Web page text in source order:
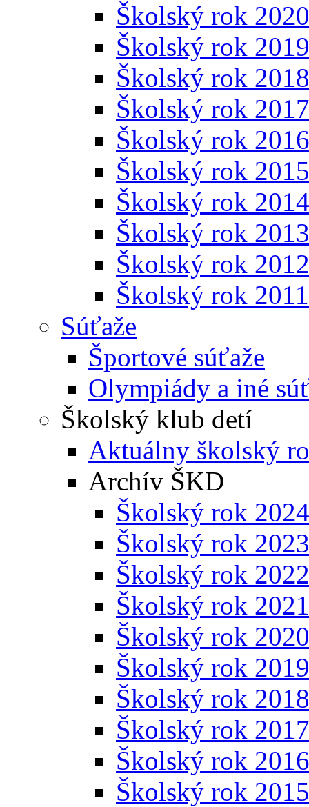
Školský rok
Školský rok
Školský rok
Školský rok
Školský rok
Školský rok
Školský rok
Školský rok
Školský rok
Školský rok
Súťaže
Športové súťaže
Olympiády a iné
Školský klub detí
Aktuálny školský
Archív ŠKD
Školský rok
Školský rok
Školský rok
Školský rok
Školský rok
Školský rok
Školský rok
Školský rok
Školský rok
Školský rok